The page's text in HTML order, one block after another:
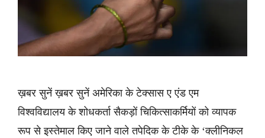
ख़बर सुनें ख़बर सुनें अमेरिका के टेक्सास ए एंड एम
विश्वविद्यालय के शोधकर्ता सैकड़ों चिकित्साकर्मियों को व्यापक
रूप से इस्तेमाल किए जाने वाले तपेदिक के टीके के ‘क्लीनिकल